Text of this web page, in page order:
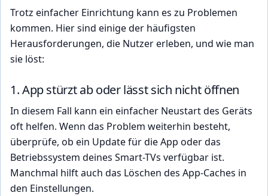
Trotz einfacher Einrichtung kann es zu Problemen
kommen. Hier sind einige der häufigsten
Herausforderungen, die Nutzer erleben, und wie man
sie löst:
1. App stürzt ab oder lässt sich nicht öffnen
In diesem Fall kann ein einfacher Neustart des Geräts
oft helfen. Wenn das Problem weiterhin besteht,
überprüfe, ob ein Update für die App oder das
Betriebssystem deines Smart-TVs verfügbar ist.
Manchmal hilft auch das Löschen des App-Caches in
den Einstellungen.